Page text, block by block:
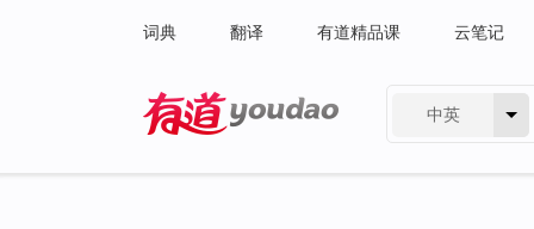
词典 翻译 有道精品课 云笔记
中英